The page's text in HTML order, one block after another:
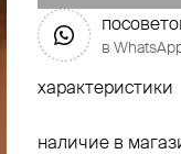
в
характеристики
наличие в